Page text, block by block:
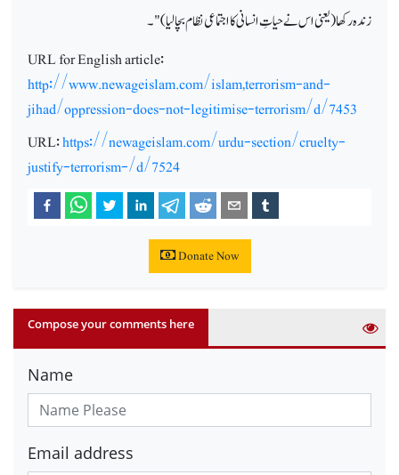
زندہ رکھا (یعنی اس نے حیاتِ انسانی کا اجتماعی نظام بچا لیا)"۔
URL for English article:
http://www.newageislam.com/islam,terrorism-and-
jihad/oppression-does-not-legitimise-terrorism/d/7453
URL:https://newageislam.com/urdu-section/cruelty-
justify-terrorism-/d/7524
Donate Now
Compose your comments here
Name
Email address